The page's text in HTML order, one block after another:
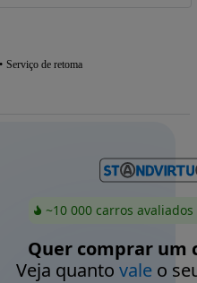
Serviço de retoma
~10 000 carros
Quer comprar um
Veja quanto valeo